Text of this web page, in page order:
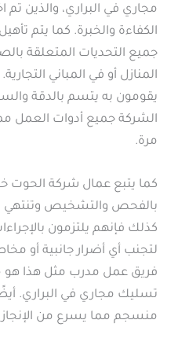
مجاري في البراري، والذين تم
الكفاءة والخبرة. كما يتم
جميع التحديات المتعلقة
المنازل أو في المباني
يقومون به يتسم بالدقة
الشركة جميع أدوات العمل
مرة.
كما يتبع عمال شركة الحوت
بالفحص والتشخيص وتنتهي
كذلك فإنهم يلتزمون
لتجنب أي أضرار جانبية أو
فريق عمل مدرب مثل هذا هو
تسليك مجاري في البراري.
منسجم مما يسرع من الإنجاز